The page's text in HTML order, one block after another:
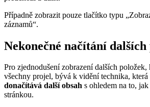
Případně zobrazit pouze tlačítko typu
záznamů“.
Nekonečné načítání dalších
Pro zjednodušení zobrazení dalších
všechny projel, bývá k vidění technika, která
donačítává další obsah s ohledem na to,
stránkou.